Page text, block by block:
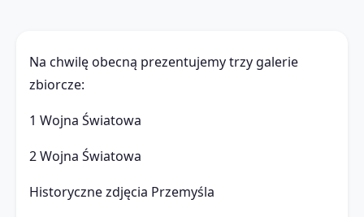
Na chwilę obecną prezentujemy trzy galerie
zbiorcze:
1 Wojna Światowa
2 Wojna Światowa
Historyczne zdjęcia Przemyśla